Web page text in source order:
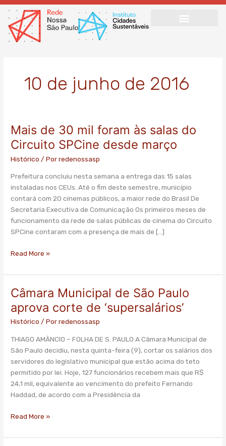
Ir
para
conteúdo
10 de junho de 2016
Mais de 30 mil foram às salas do
Circuito SPCine desde março
Histórico / Porredenossasp
Prefeitura concluiu nesta semana a entrega das 15 salas
instaladas nos CEUs. Até o fim deste semestre, município
contará com 20 cinemas públicos, a maior rede do Brasil De
Secretaria Executiva de Comunicação Os primeiros meses de
funcionamento da rede de salas públicas de cinema do Circuito
SPCine contaram com a presença de mais de […]
Mais
de
30
mil
foram
Circuito
março
Read More »
Câmara Municipal de São Paulo
aprova corte de ‘supersalários’
Histórico / Porredenossasp
THIAGO AMÂNCIO – FOLHA DE S. PAULO A Câmara Municipal de
São Paulo decidiu, nesta quinta-feira (9), cortar os salários dos
servidores do legislativo municipal que estão acima do teto
permitido por lei. Hoje, 127 funcionários recebem mais que R$
24,1 mil, equivalente ao vencimento do prefeito Fernando
Haddad, de acordo com a Presidência da
Câmara
de
São
Read More »